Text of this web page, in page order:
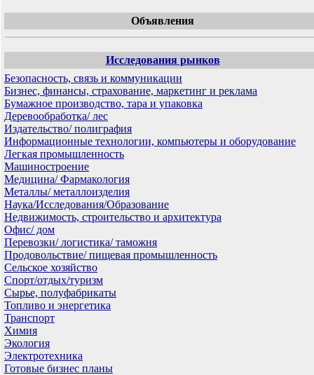
Объявления
Исследования рынков
Безопасность, связь и коммуникации
Бизнес, финансы, страхование, маркетинг и реклама
Бумажное производство, тара и упаковка
Деревообработка/ лес
Издательство/ полиграфия
Информационные технологии, компьютеры и оборудование
Легкая промышленность
Машиностроение
Медицина/ Фармакология
Металлы/ металлоизделия
Наука/Исследования/Образование
Недвижимость, строительство и архитектура
Офис/ дом
Перевозки/ логистика/ таможня
Продовольствие/ пищевая промышленность
Сельское хозяйство
Спорт/отдых/туризм
Сырье, полуфабрикаты
Топливо и энергетика
Транспорт
Химия
Экология
Электротехника
Готовые бизнес планы